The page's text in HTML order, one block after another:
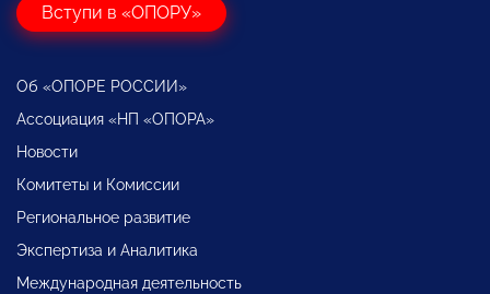
Вступи в «ОПОРУ»
Об «ОПОРЕ РОССИИ»
Ассоциация «НП «ОПОРА»
Новости
Комитеты и Комиссии
Региональное развитие
Экспертиза и Аналитика
Международная деятельность